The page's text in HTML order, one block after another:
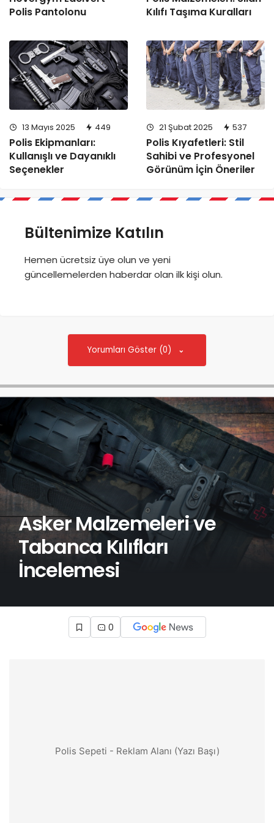
Polis Pantolonu
Kılıfı Taşıma Kuralları
13 Mayıs 2025 449
Polis Ekipmanları:
Kullanışlı ve Dayanıklı
Seçenekler
21 Şubat 2025 537
Polis Kıyafetleri: Stil
Sahibi ve Profesyonel
Görünüm İçin Öneriler
Bültenimize Katılın
Hemen ücretsiz üye olun ve yeni
güncellemelerden haberdar olan ilk kişi olun.
Yorumları Göster (0)
Asker Malzemeleri ve
Tabanca Kılıfları
İncelemesi
0
Polis Sepeti - Reklam Alanı (Yazı Başı)